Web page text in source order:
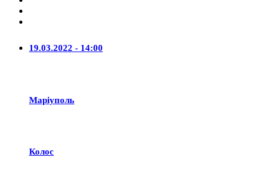
19.03.2022 - 14:00
Маріуполь
Колос